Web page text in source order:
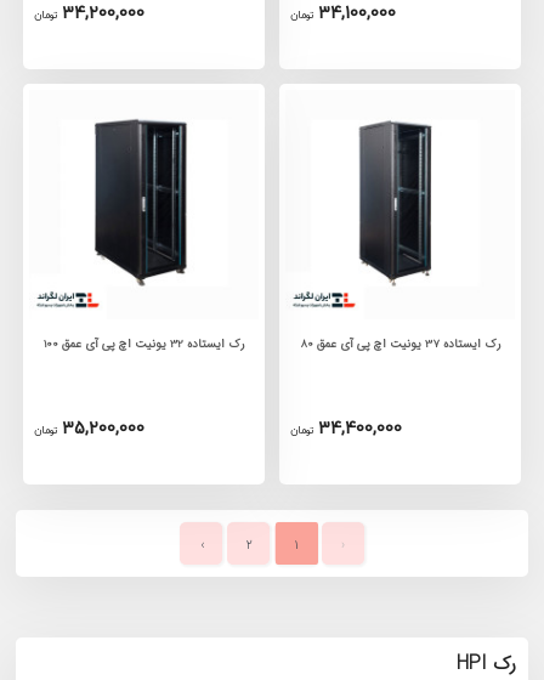
34,100,000 تومان 34,200,000 تومان
رک ایستاده 37 یونیت اچ پی آی عمق 80
34,400,000 تومان
رک ایستاده 32 یونیت اچ پی آی عمق 100
35,200,000 تومان
‹
1
2
›
رک HPI